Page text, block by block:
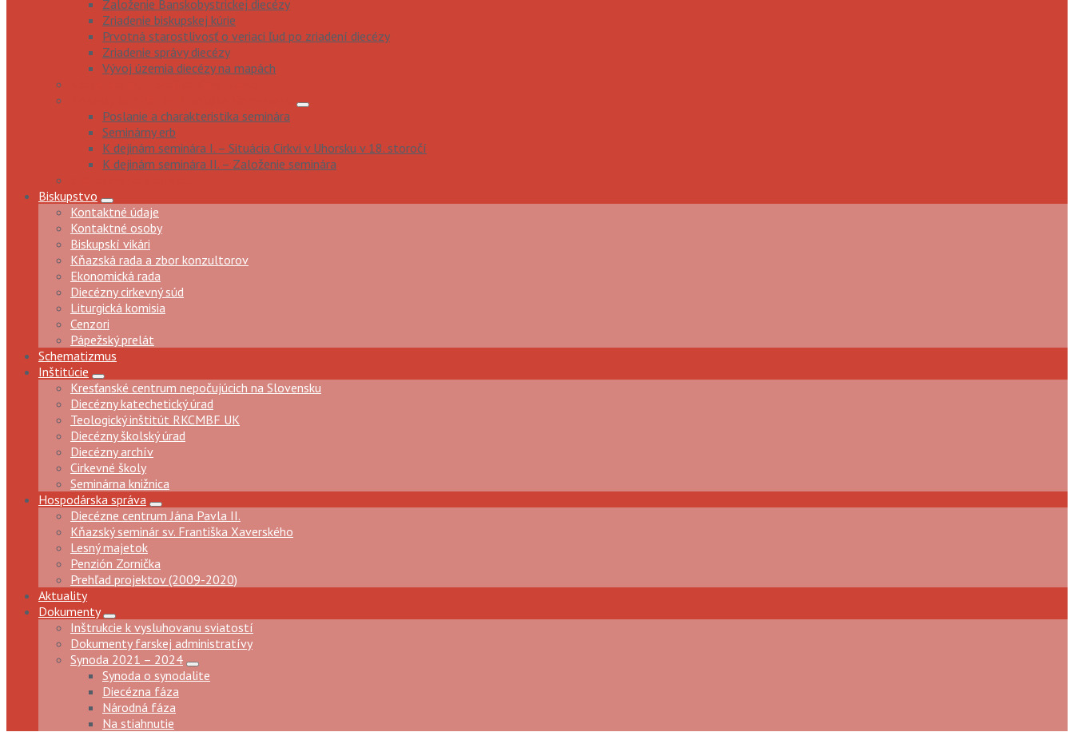
Založenie Banskobystrickej diecézy
Zriadenie biskupskej kúrie
Prvotná starostlivosť o veriaci ľud po zriadení diecézy
Zriadenie správy diecézy
Vývoj územia diecézy na mapách
Poslanie a charakteristika seminára
Seminárny erb
K dejinám seminára I. – Situácia Cirkvi v Uhorsku v 18. storočí
K dejinám seminára II. – Založenie seminára
Biskupstvo
Kontaktné údaje
Kontaktné osoby
Biskupskí vikári
Kňazská rada a zbor konzultorov
Ekonomická rada
Diecézny cirkevný súd
Liturgická komisia
Cenzori
Pápežský prelát
Schematizmus
Inštitúcie
Kresťanské centrum nepočujúcich na Slovensku
Diecézny katechetický úrad
Teologický inštitút RKCMBF UK
Diecézny školský úrad
Diecézny archív
Cirkevné školy
Seminárna knižnica
Hospodárska správa
Diecézne centrum Jána Pavla II.
Kňazský seminár sv. Františka Xaverského
Lesný majetok
Penzión Zornička
Prehľad projektov (2009-2020)
Aktuality
Dokumenty
Inštrukcie k vysluhovanu sviatostí
Dokumenty farskej administratívy
Synoda 2021 – 2024
Synoda o synodalite
Diecézna fáza
Národná fáza
Na stiahnutie